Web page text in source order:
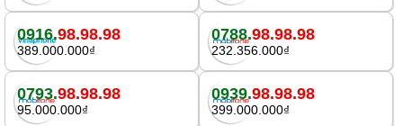
0916.98.98.98
389.000.000₫
0788.98.98.98
232.356.000₫
0793.98.98.98
95.000.000₫
0939.98.98.98
399.000.000₫